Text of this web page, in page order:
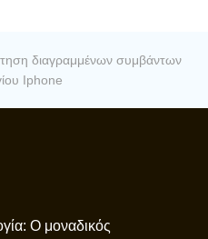
διαγραμμένων συμβάντων
Iphone
Ο μοναδικός